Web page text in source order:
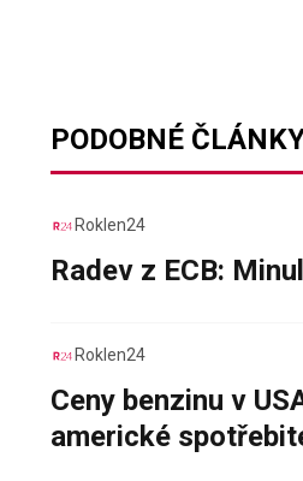
PODOBNÉ
Roklen24
Radev z ECB:
Roklen24
Ceny benzinu v
americké